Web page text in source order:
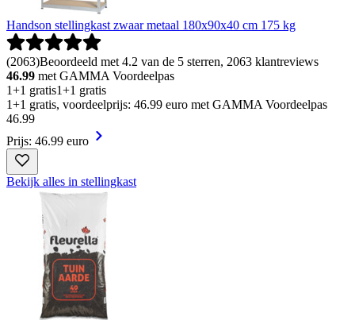
Handson stellingkast zwaar metaal 180x90x40 cm 175 kg
(2063)Beoordeeld met 4.2 van de 5 sterren, 2063 klantreviews
46.99 met GAMMA Voordeelpas
1+1 gratis1+1 gratis
1+1 gratis, voordeelprijs: 46.99 euro met GAMMA Voordeelpas
46.99
Prijs: 46.99 euro
Bekijk alles in stellingkast